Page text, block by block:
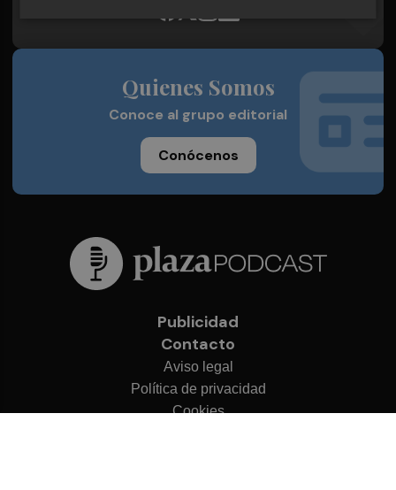
Quienes Somos
Conoce al grupo editorial
Conócenos
Publicidad
Contacto
Aviso legal
Política de privacidad
Cookies